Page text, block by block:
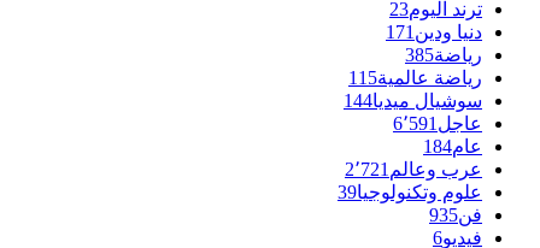
ترند اليوم 23
دنيا ودين171
رياضة385
رياضة عالمية115
سوشيال ميديا144
عاجل6٬591
عام
184
عرب وعالم2٬721
علوم وتكنولوجيا39
فن
935
فيديو6